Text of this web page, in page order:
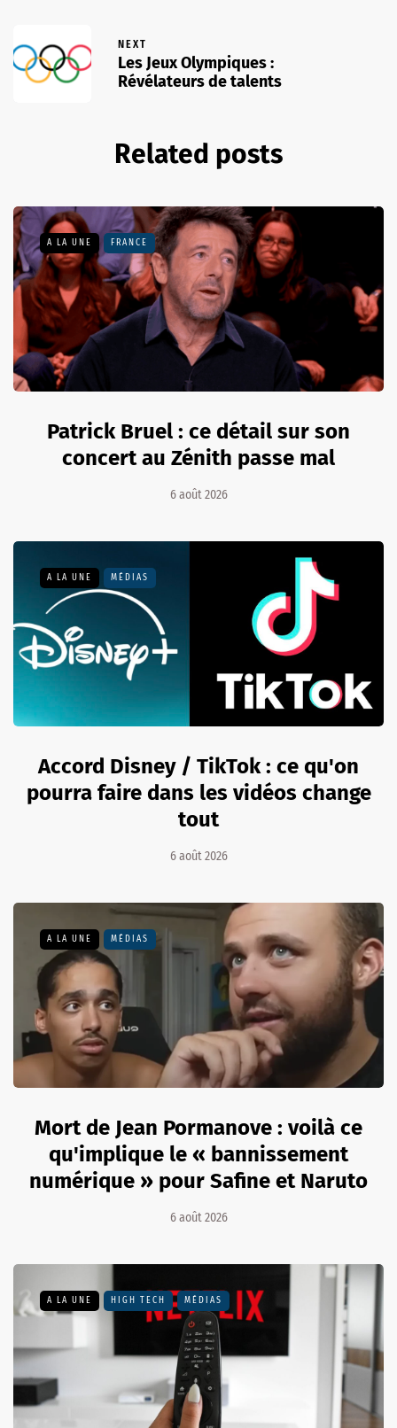
NEXT
Les Jeux Olympiques :
Révélateurs de talents
Related posts
A LA UNE FRANCE
Patrick Bruel : ce détail sur son
concert au Zénith passe mal
6 août 2026
A LA UNE MÉDIAS
Accord Disney / TikTok : ce qu'on
pourra faire dans les vidéos change
tout
6 août 2026
A LA UNE MÉDIAS
Mort de Jean Pormanove : voilà ce
qu'implique le « bannissement
numérique » pour Safine et Naruto
6 août 2026
A LA UNE HIGH TECH MÉDIAS